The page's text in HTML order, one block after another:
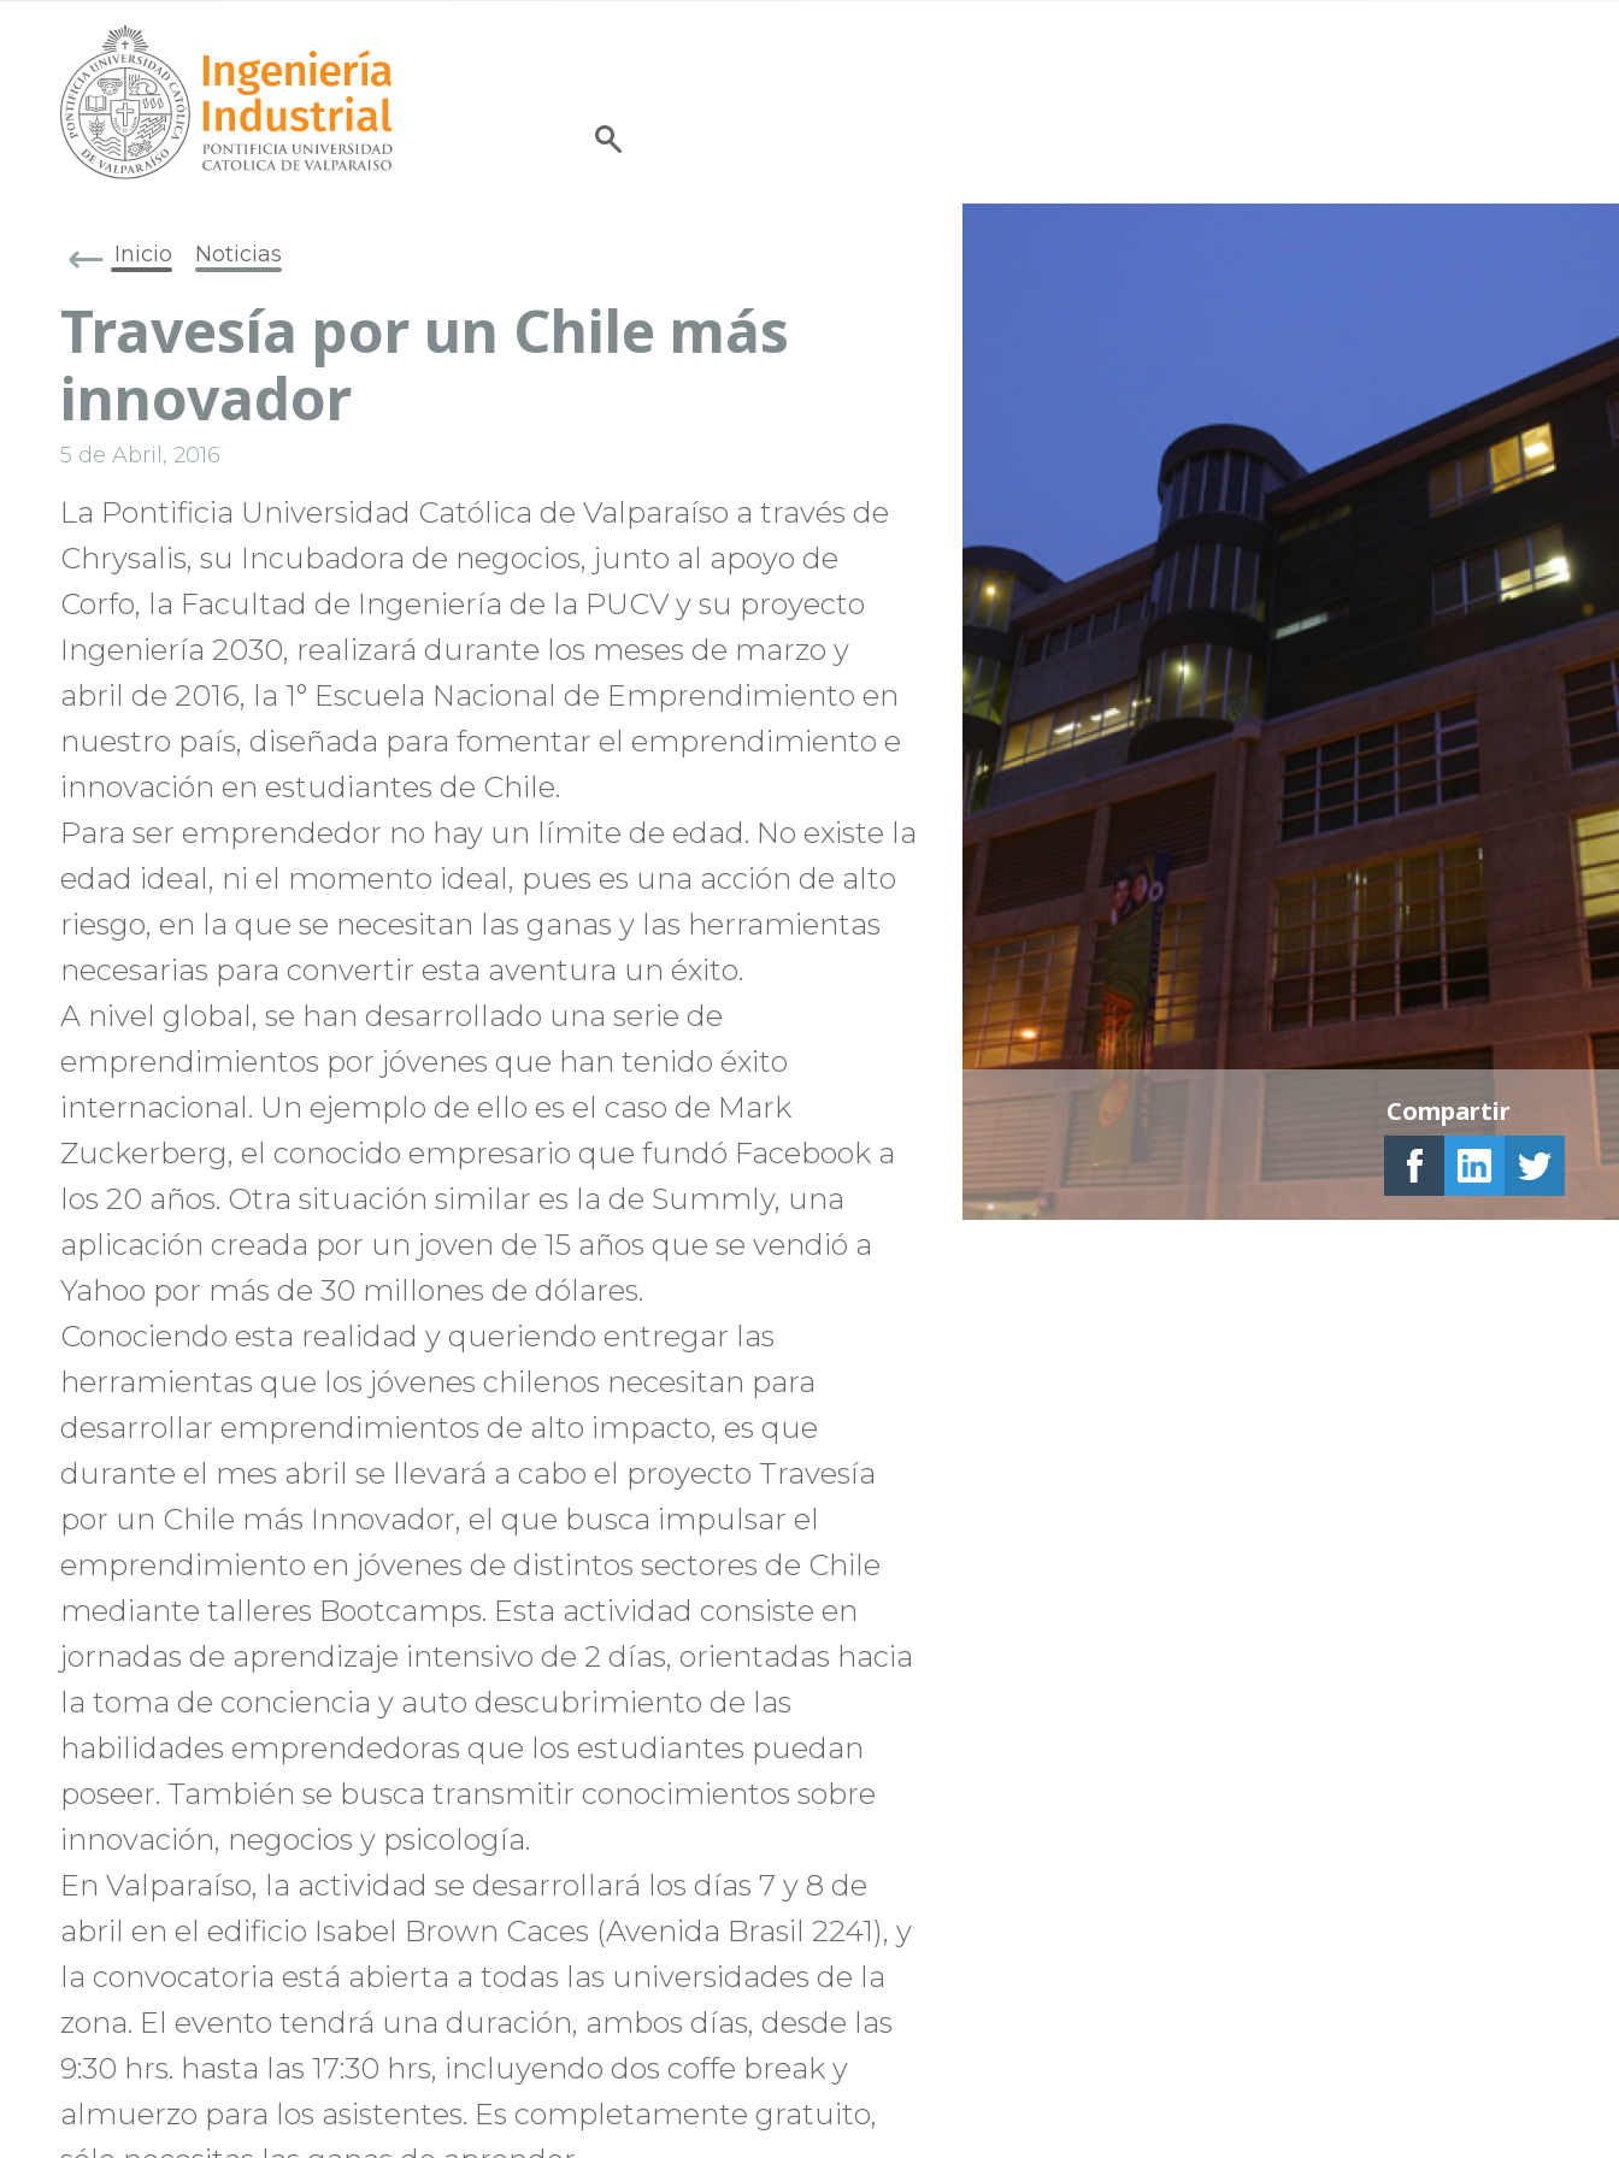
Inicio Noticias
Travesía por un Chile más
innovador
5 de Abril, 2016
La Pontificia Universidad Católica de Valparaíso a través de
Chrysalis, su Incubadora de negocios, junto al apoyo de
Corfo, la Facultad de Ingeniería de la PUCV y su proyecto
Ingeniería 2030, realizará durante los meses de marzo y
abril de 2016, la 1° Escuela Nacional de Emprendimiento en
nuestro país, diseñada para fomentar el emprendimiento e
innovación en estudiantes de Chile.
Para ser emprendedor no hay un límite de edad. No existe la
edad ideal, ni el momento ideal, pues es una acción de alto
riesgo, en la que se necesitan las ganas y las herramientas
necesarias para convertir esta aventura un éxito.
A nivel global, se han desarrollado una serie de
emprendimientos por jóvenes que han tenido éxito
internacional. Un ejemplo de ello es el caso de Mark
Zuckerberg, el conocido empresario que fundó Facebook a
los 20 años. Otra situación similar es la de Summly, una
aplicación creada por un joven de 15 años que se vendió a
Yahoo por más de 30 millones de dólares.
Conociendo esta realidad y queriendo entregar las
herramientas que los jóvenes chilenos necesitan para
desarrollar emprendimientos de alto impacto, es que
durante el mes abril se llevará a cabo el proyecto Travesía
por un Chile más Innovador, el que busca impulsar el
emprendimiento en jóvenes de distintos sectores de Chile
mediante talleres Bootcamps. Esta actividad consiste en
jornadas de aprendizaje intensivo de 2 días, orientadas hacia
la toma de conciencia y auto descubrimiento de las
habilidades emprendedoras que los estudiantes puedan
poseer. También se busca transmitir conocimientos sobre
innovación, negocios y psicología.
En Valparaíso, la actividad se desarrollará los días 7 y 8 de
abril en el edificio Isabel Brown Caces (Avenida Brasil 2241), y
la convocatoria está abierta a todas las universidades de la
zona. El evento tendrá una duración, ambos días, desde las
9:30 hrs. hasta las 17:30 hrs, incluyendo dos coffe break y
almuerzo para los asistentes. Es completamente gratuito,
Compartir